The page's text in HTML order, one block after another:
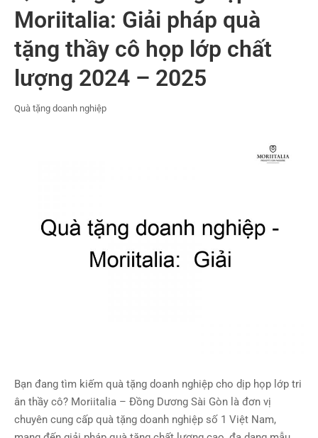
Moriitalia: Giải pháp quà
tặng thầy cô họp lớp chất
lượng 2024 – 2025
Quà tặng doanh nghiệp
Bạn đang tìm kiếm quà tặng doanh nghiệp cho dịp họp lớp tri
ân thầy cô? Moriitalia – Đồng Dương Sài Gòn là đơn vị
chuyên cung cấp quà tặng doanh nghiệp số 1 Việt Nam,